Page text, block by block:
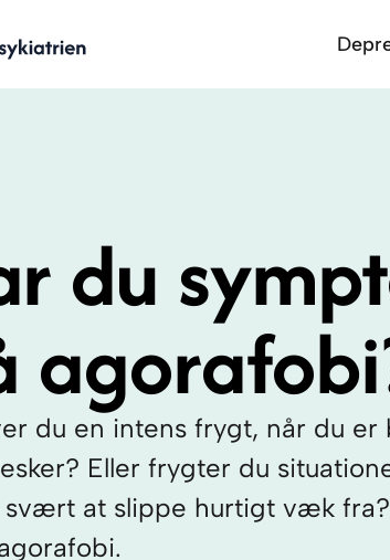
du
du en intens frygt, når du er
Eller frygter du
svært at slippe hurtigt væk fra?